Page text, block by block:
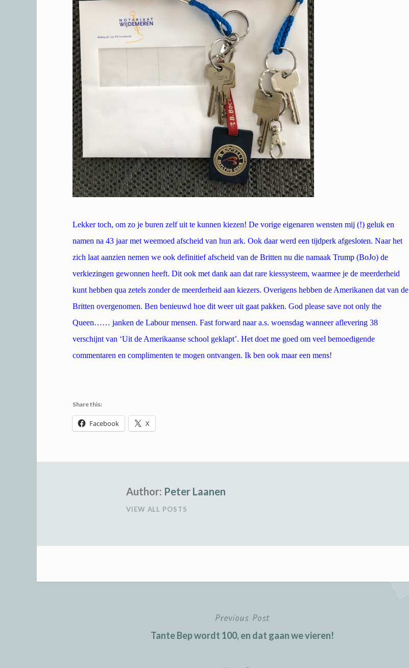
Lekker toch, om zo je buren zelf uit te kunnen kiezen! De vorige eigenaren wensten mij (!) geluk en
namen na 43 jaar met weemoed afscheid van hun ark. Ook daar werd een tijdperk afgesloten. Naar het
zich laat aanzien nemen we ook definitief afscheid van de Britten nu die namaak Trump (BoJo) de
verkiezingen gewonnen heeft. Dit ook met dank aan dat rare kiessysteem, waarmee je de meerderheid
kunt hebben qua zetels zonder de meerderheid aan kiezers. Overigens hebben de Amerikanen dat van de
Britten overgenomen. Ben benieuwd hoe dit weer uit gaat pakken. God please save not only the
Queen…… janken de Labour mensen. Fast forward naar a.s. woensdag wanneer aflevering 38
verschijnt van ‘Uit de Amerikaanse school geklapt’. Het doet me goed om veel bemoedigende
commentaren en complimenten te mogen ontvangen. Ik ben ook maar een mens!
Share this:
Facebook X
Author: Peter Laanen
VIEW ALL POSTS
Previous Post
Tante Bep wordt 100, en dat gaan we vieren!